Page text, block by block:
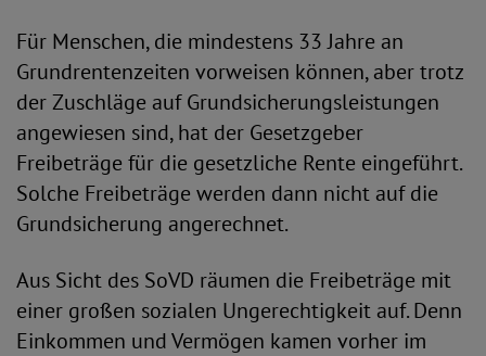
Für Menschen, die mindestens 33 Jahre an
Grundrentenzeiten vorweisen können, aber trotz
der Zuschläge auf Grundsicherungsleistungen
angewiesen sind, hat der Gesetzgeber
Freibeträge für die gesetzliche Rente eingeführt.
Solche Freibeträge werden dann nicht auf die
Grundsicherung angerechnet.
Aus Sicht des SoVD räumen die Freibeträge mit
einer großen sozialen Ungerechtigkeit auf. Denn
Einkommen und Vermögen kamen vorher im